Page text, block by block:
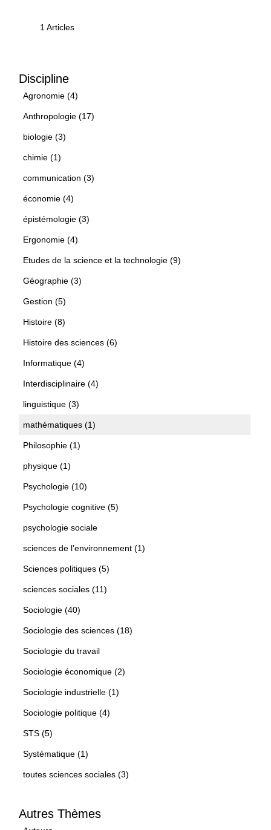
1 Articles
Discipline
Agronomie (4)
Anthropologie (17)
biologie (3)
chimie (1)
communication (3)
économie (4)
épistémologie (3)
Ergonomie (4)
Etudes de la science et la technologie (9)
Géographie (3)
Gestion (5)
Histoire (8)
Histoire des sciences (6)
Informatique (4)
Interdisciplinaire (4)
linguistique (3)
mathématiques (1)
Philosophie (1)
physique (1)
Psychologie (10)
Psychologie cognitive (5)
psychologie sociale
sciences de l’environnement (1)
Sciences politiques (5)
sciences sociales (11)
Sociologie (40)
Sociologie des sciences (18)
Sociologie du travail
Sociologie économique (2)
Sociologie industrielle (1)
Sociologie politique (4)
STS (5)
Systématique (1)
toutes sciences sociales (3)
Autres Thèmes